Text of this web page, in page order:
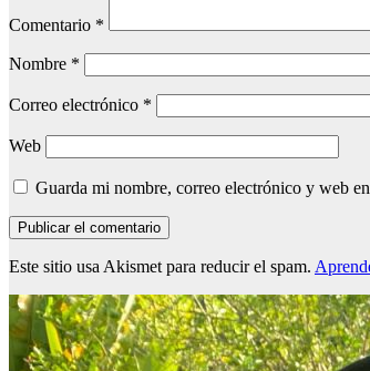
Comentario *
Nombre *
Correo electrónico *
Web
Guarda mi nombre, correo electrónico y web
Este sitio usa Akismet para reducir el spam.